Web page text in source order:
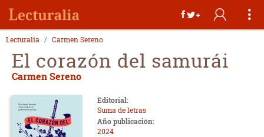
Lecturalia Carmen Sereno
El corazón del samurái
Carmen Sereno
Editorial:
Suma de letras
Año publicación:
2024